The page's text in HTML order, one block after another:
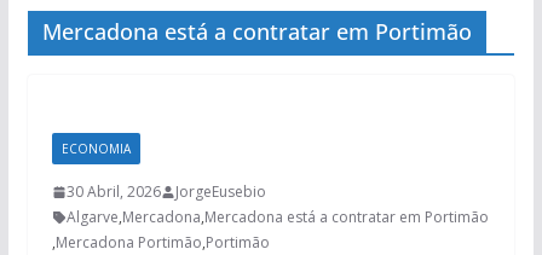
Mercadona está a contratar em Portimão
ECONOMIA
30 Abril, 2026
JorgeEusebio
Algarve,Mercadona,Mercadona está a contratar em Portimão
,Mercadona Portimão,Portimão